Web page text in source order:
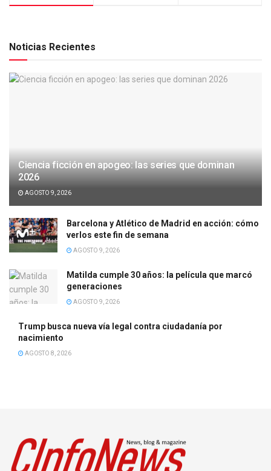
Noticias Recientes
Ciencia ficción en apogeo: las series que dominan
2026
AGOSTO 9, 2026
Barcelona y Atlético de Madrid en acción: cómo
verlos este fin de semana
AGOSTO 9, 2026
Matilda cumple 30 años: la película que marcó
generaciones
AGOSTO 9, 2026
Trump busca nueva vía legal contra ciudadanía por
nacimiento
AGOSTO 8, 2026